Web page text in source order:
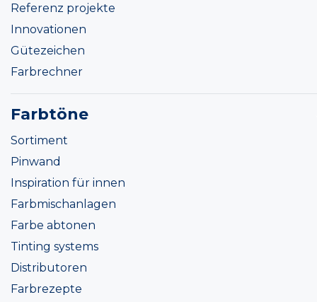
Referenz projekte
Innovationen
Gütezeichen
Farbrechner
Farbtöne
Sortiment
Pinwand
Inspiration für innen
Farbmischanlagen
Farbe abtonen
Tinting systems
Distributoren
Farbrezepte